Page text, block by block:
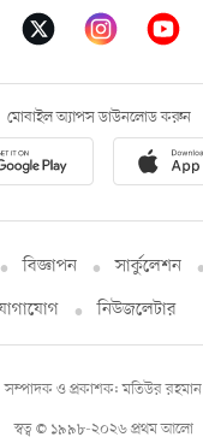
মোবাইল অ্যাপস ডাউনলোড করুন
বিজ্ঞাপন সার্কুলেশন
নিউজলেটার
স্বত্ব © ১৯৯৮-২০২৬ প্রথম আলো
সম্পাদক ও প্রকাশক: মতিউর রহমান